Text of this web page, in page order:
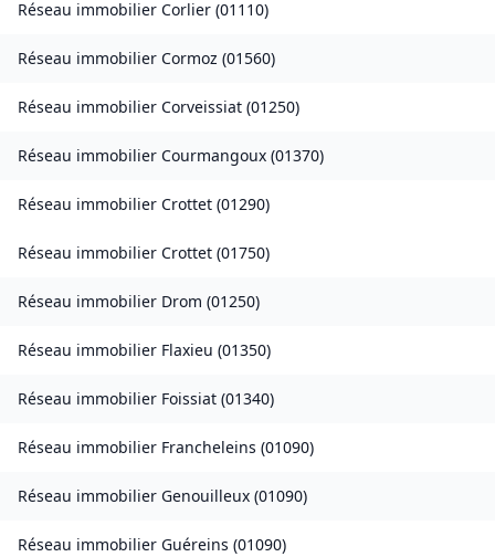
Réseau immobilier Corlier (01110)
Réseau immobilier Cormoz (01560)
Réseau immobilier Corveissiat (01250)
Réseau immobilier Courmangoux (01370)
Réseau immobilier Crottet (01290)
Réseau immobilier Crottet (01750)
Réseau immobilier Drom (01250)
Réseau immobilier Flaxieu (01350)
Réseau immobilier Foissiat (01340)
Réseau immobilier Francheleins (01090)
Réseau immobilier Genouilleux (01090)
Réseau immobilier Guéreins (01090)